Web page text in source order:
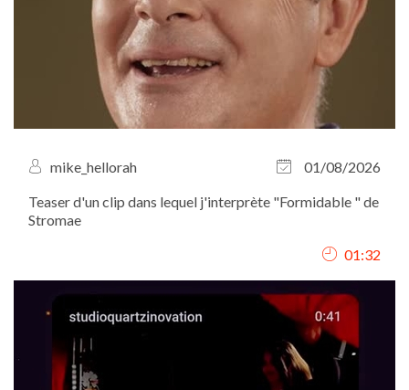
mike_hellorah
01/08/2026
Teaser d'un clip dans lequel j'interprète "Formidable " de
Stromae
01:32